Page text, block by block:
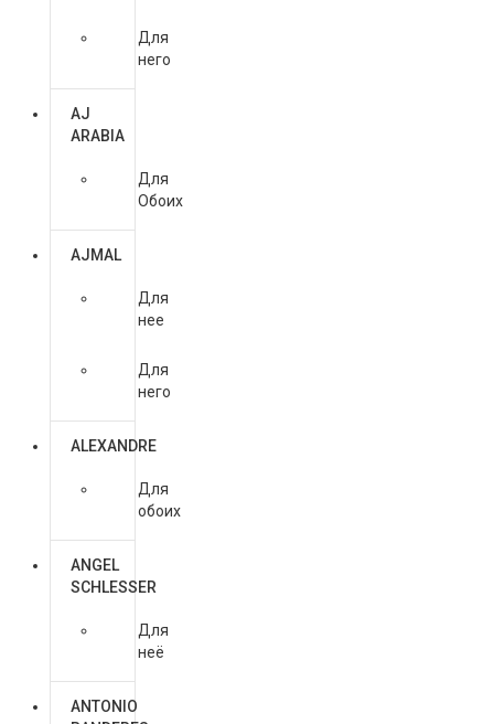
Для
него
AJ
ARABIA
Для
Обоих
AJMAL
Для
нее
Для
него
ALEXANDRE
Для
обоих
ANGEL
SCHLESSER
Для
неё
ANTONIO